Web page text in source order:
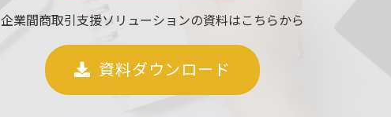
企業間商取引支援ソリューションの資料はこちらから
資料ダウンロード